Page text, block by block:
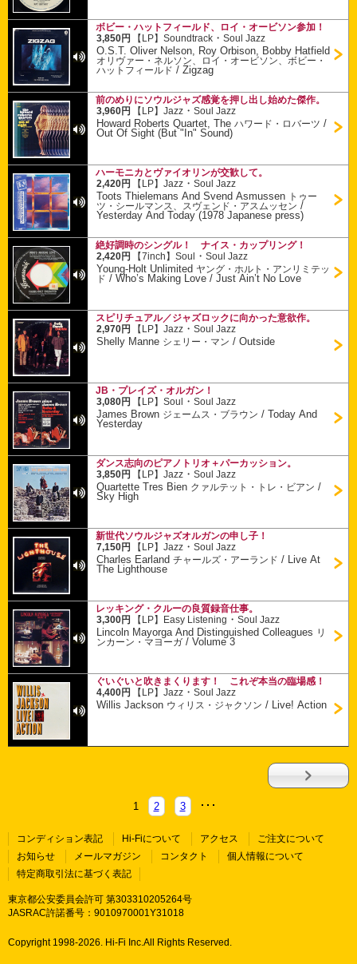
ボビー・ハットフィールド、ロイ・オービソン参加！
3,850円
【LP】Soundtrack ・Soul Jazz
O.S.T. Oliver Nelson, Roy Orbison, Bobby Hatfield
オリヴァー・ネルソン、ロイ・オービソン、ボビー・
ハットフィールド /Zigzag
前のめりにソウルジャズ感覚を押し出し始めた傑作。
3,960円
【LP】Jazz ・Soul Jazz
Howard Roberts Quartet, Theハワード・ロバーツ /
Out Of Sight (But "In" Sound)
ハーモニカとヴァイオリンが交歓して。
2,420円
【LP】Jazz ・Soul Jazz
Toots Thielemans And Svend Asmussen
トゥー
ツ・シールマンス、スヴェンド・アスムッセン /
Yesterday And Today (1978 Japanese press)
絶好調時のシングル！ ナイス・カップリング！
2,420円
【7inch】Soul ・Soul Jazz
Young-Holt Unlimited ヤング・ホルト・アンリミテッ
ド /Who’s Making Love / Just Ain’t No Love
スピリチュアル／ジャズロックに向かった意欲作。
2,970円
【LP】Jazz ・Soul Jazz
Shelly Manne シェリー・マン /Outside
JB・プレイズ・オルガン！
3,080円
【LP】Soul ・Soul Jazz
James Brown ジェームス・ブラウン /Today And
Yesterday
ダンス志向のピアノトリオ＋パーカッション。
3,850円
【LP】Jazz ・Soul Jazz
Quartette Tres Bien クァルテット・トレ・ビアン /
Sky High
新世代ソウルジャズオルガンの申し子！
7,150円
【LP】Jazz ・Soul Jazz
Charles Earlandチャールズ・アーランド / Live At
The Lighthouse
レッキング・クルーの良質録音仕事。
3,300円
【LP】 Easy Listening ・Soul Jazz
Lincoln Mayorga And Distinguished Colleagues リ
ンカーン・マヨーガ /Volume 3
ぐいぐいと吹きまくります！ これぞ本当の臨場感！
4,400円
【LP】Jazz ・Soul Jazz
Willis Jackson ウィリス・ジャクソン / Live! Action
1 2 3
コンディション表記 Hi-Fiについて アクセス
ご注文について
お知らせ
メールマガジン コンタクト
個人情報について
特定商取引法に基づく表記
東京都公安委員会許可 第303310205264号
JASRAC許諾番号：9010970001Y31018
Copyright 1998-2026. Hi-Fi Inc.All Rights Reserved.